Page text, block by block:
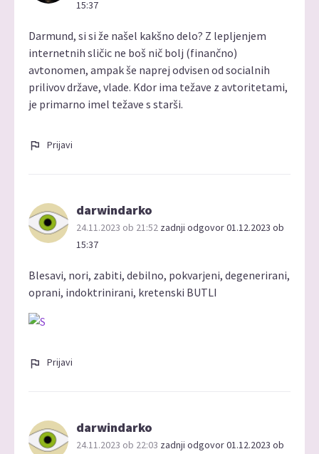
15:37
Darmund, si si že našel kakšno delo? Z lepljenjem
internetnih sličic ne boš nič bolj (finančno)
avtonomen, ampak še naprej odvisen od socialnih
prilivov države, vlade. Kdor ima težave z avtoritetami,
je primarno imel težave s starši.
Prijavi
darwindarko
24.11.2023 ob 21:52 zadnji odgovor 01.12.2023 ob
15:37
Blesavi, nori, zabiti, debilno, pokvarjeni, degenerirani,
oprani, indoktrinirani, kretenski BUTLI
Prijavi
darwindarko
24.11.2023 ob 22:03 zadnji odgovor 01.12.2023 ob